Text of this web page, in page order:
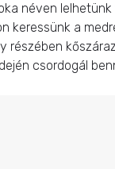
néven
keressünk a
részében
csordogál